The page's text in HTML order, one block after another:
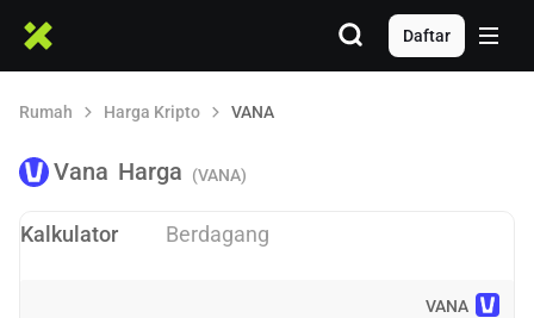
Daftar
Rumah Harga Kripto VANA
Vana Harga (VANA)
Kalkulator Berdagang
VANA